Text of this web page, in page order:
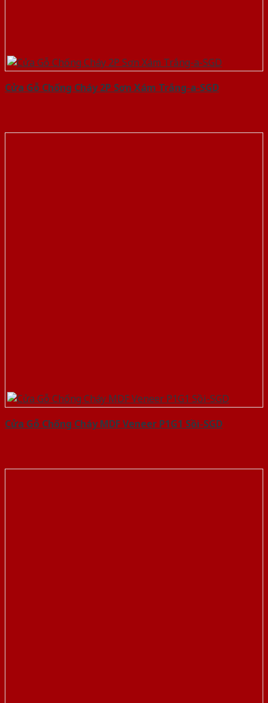
Cửa Gỗ Chống Cháy 2P Sơn Xám Trắng-a-SGD
Cửa Gỗ Chống Cháy MDF Veneer P1G1 Sồi-SGD